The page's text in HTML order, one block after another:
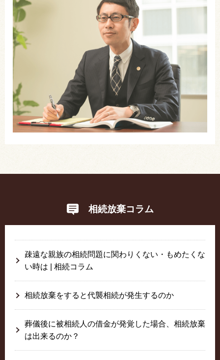
相続放棄コラム
疎遠な親族の相続問題に関わりくない・もめたくな
い時は | 相続コラム
相続放棄をすると代襲相続が発生するのか
葬儀後に被相続人の借金が発覚した場合、相続放棄
は出来るのか？